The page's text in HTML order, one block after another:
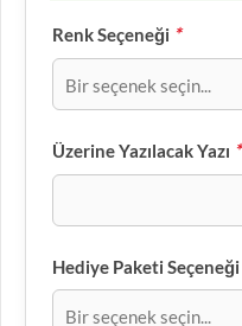
Renk Seçeneği *
Üzerine Yazılacak Yazı *
Hediye Paketi Seçeneği